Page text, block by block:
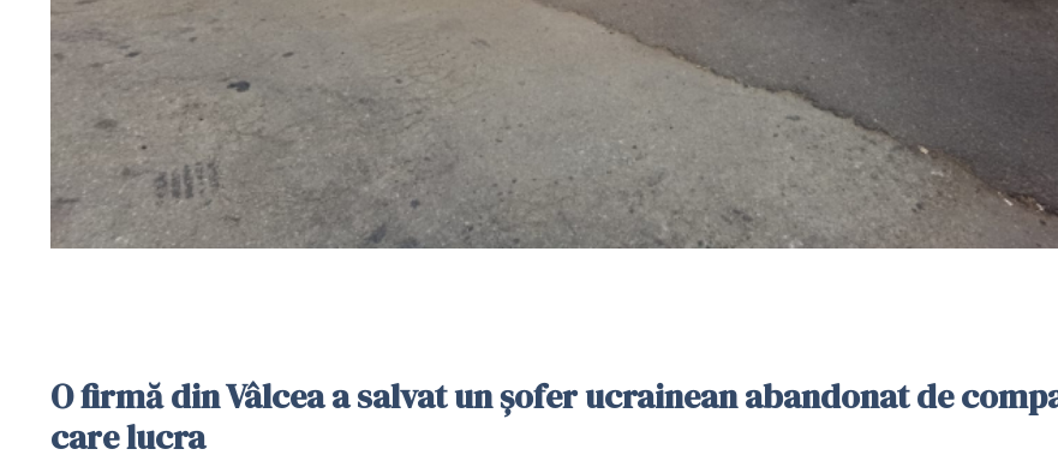
O firmă din Vâlcea a salvat un șofer ucrainean abandonat de
care lucra